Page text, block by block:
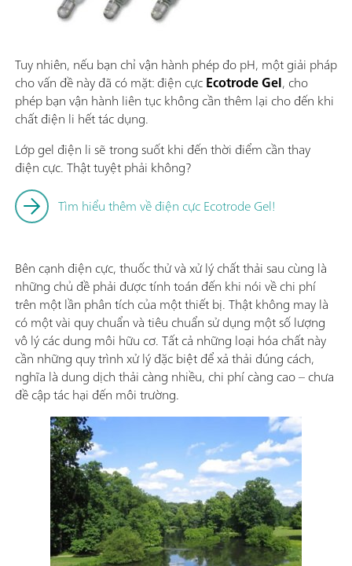
Tuy nhiên, nếu bạn chỉ vận hành phép đo pH, một giải pháp
cho vấn đề này đã có mặt: điện cựcEcotrode Gel, cho
phép bạn vận hành liên tục không cần thêm lại cho đến khi
chất điện li hết tác dụng.
Lớp gel điện li sẽ trong suốt khi đến thời điểm cần thay
điện cực. Thật tuyệt phải không?
Tìm hiểu thêm về điện cực Ecotrode Gel!
Bên cạnh điện cực, thuốc thử và xử lý chất thải sau cùng là
những chủ đề phải được tính toán đến khi nói về chi phí
trên một lần phân tích của một thiết bị. Thật không may là
có một vài quy chuẩn và tiêu chuẩn sử dụng một số lượng
vô lý các dung môi hữu cơ. Tất cả những loại hóa chất này
cần những quy trình xử lý đặc biệt để xả thải đúng cách,
nghĩa là dung dịch thải càng nhiều, chi phí càng cao – chưa
đề cập tác hại đến môi trường.